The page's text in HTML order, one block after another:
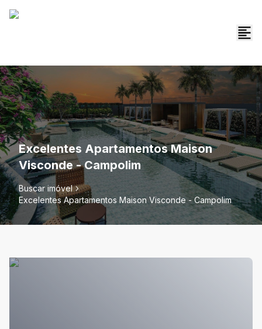
Excelentes Apartamentos Maison
Visconde - Campolim
Buscar imóvel
Excelentes Apartamentos Maison Visconde - Campolim